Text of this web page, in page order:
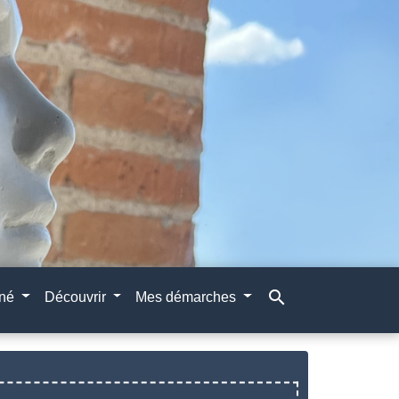
Découvrir Mes démarches search